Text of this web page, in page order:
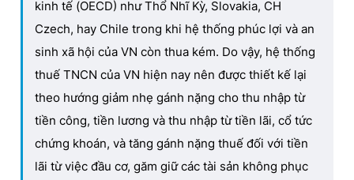
kinh tế (OECD) như Thổ Nhĩ Kỳ, Slovakia, CH
Czech, hay Chile trong khi hệ thống phúc lợi và an
sinh xã hội của VN còn thua kém. Do vậy, hệ thống
thuế TNCN của VN hiện nay nên được thiết kế lại
theo hướng giảm nhẹ gánh nặng cho thu nhập từ
tiền công, tiền lương và thu nhập từ tiền lãi, cổ tức
chứng khoán, và tăng gánh nặng thuế đối với tiền
lãi từ việc đầu cơ, găm giữ các tài sản không phục